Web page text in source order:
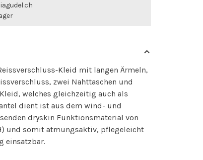
Kleid mit langen Ärmeln,
zwei Nahttaschen und
welches gleichzeitig auch als
dient ist aus dem wind- und
dryskin Funktionsmaterial von
und somit atmungsaktiv, pflegeleicht
einsatzbar.